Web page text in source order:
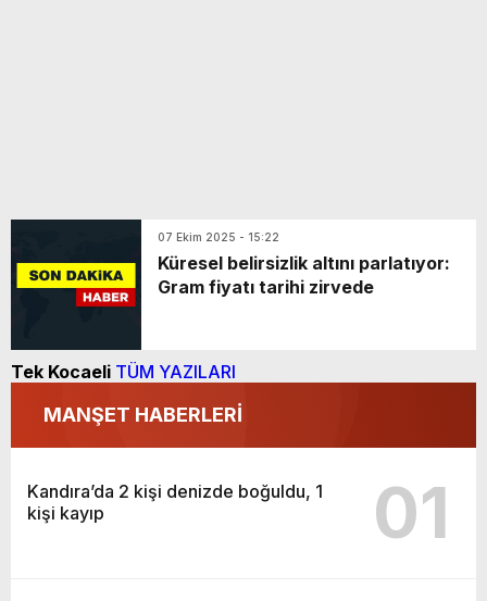
07 Ekim 2025 - 15:22
Küresel belirsizlik altını parlatıyor:
Gram fiyatı tarihi zirvede
Tek Kocaeli TÜM YAZILARI
MANŞET HABERLERİ
Kandıra’da 2 kişi denizde boğuldu, 1
kişi kayıp
01